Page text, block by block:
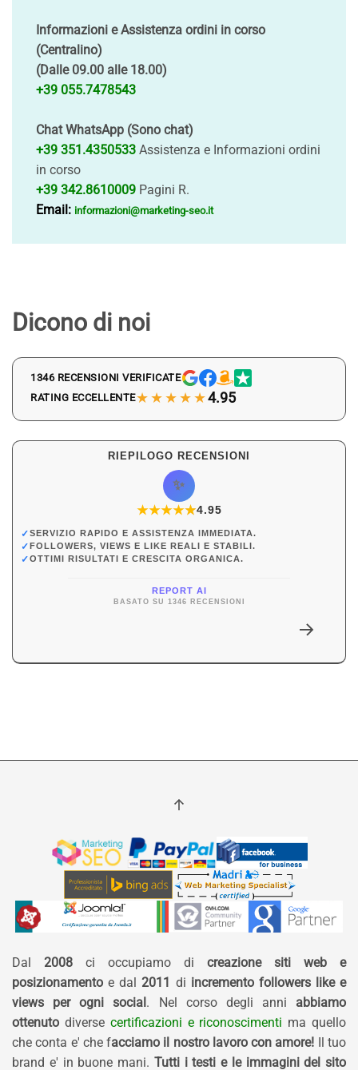
Informazioni e Assistenza ordini in corso
(Centralino)
(Dalle 09.00 alle 18.00)
+39 055.7478543
Chat WhatsApp (Sono chat)
+39 351.4350533 Assistenza e Informazioni ordini
in corso
+39 342.8610009 Pagini R.
Email: informazioni@marketing-seo.it
Dicono di noi
1346 RECENSIONI VERIFICATE
RATING ECCELLENTE★★★★★4.95
RIEPILOGO RECENSIONI
✨
★★★★★
★4.95
✓SERVIZIO RAPIDO E ASSISTENZA IMMEDIATA.
✓FOLLOWERS, VIEWS E LIKE REALI E STABILI.
✓OTTIMI RISULTATI E CRESCITA ORGANICA.
REPORT AI
BASATO SU 1346 RECENSIONI
Dal 2008 ci occupiamo di creazione siti web e
posizionamento e dal 2011 di incremento followers like e
views per ogni social. Nel corso degli anni abbiamo
ottenuto diverse certificazioni e riconoscimenti ma quello
che conta e' che facciamo il nostro lavoro con amore! Il tuo
brand e' in buone mani. Tutti i testi e le immagini del sito